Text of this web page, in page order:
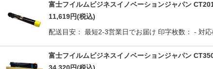
富士フイルムビジネスイノベーションジャパン
11,619円(税込)
配送目安： 最短2-3営業日でお届け 印字枚数： - 対
富士フイルムビジネスイノベーションジャパン